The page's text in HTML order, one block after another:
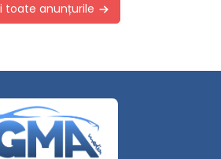
toate anunțurile